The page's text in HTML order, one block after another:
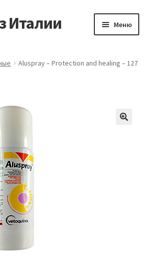
Италии Меню
Aluspray – Protection and healing – 127